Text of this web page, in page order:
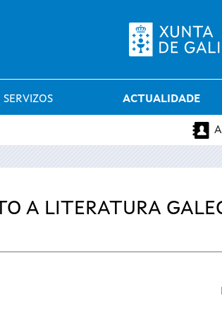
SERVIZOS ACTUALIDADE
A LITERATURA